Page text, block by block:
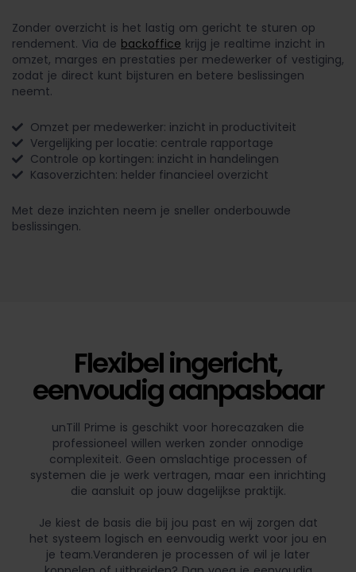
Zonder overzicht is het lastig om gericht te sturen op
rendement. Via de backoffice krijg je realtime inzicht in
omzet, marges en prestaties per medewerker of vestiging,
zodat je direct kunt bijsturen en betere beslissingen
neemt.
Omzet per medewerker: inzicht in productiviteit
Vergelijking per locatie: centrale rapportage
Controle op kortingen: inzicht in handelingen
Kasoverzichten: helder financieel overzicht
Met deze inzichten neem je sneller onderbouwde
beslissingen.
Flexibel ingericht,
eenvoudig aanpasbaar
unTill Prime is geschikt voor horecazaken die
professioneel willen werken zonder onnodige
complexiteit. Geen omslachtige processen of
systemen die je werk vertragen, maar een inrichting
die aansluit op jouw dagelijkse praktijk.
Je kiest de basis die bij jou past en wij zorgen dat
het systeem logisch en eenvoudig werkt voor jou en
je team.Veranderen je processen of wil je later